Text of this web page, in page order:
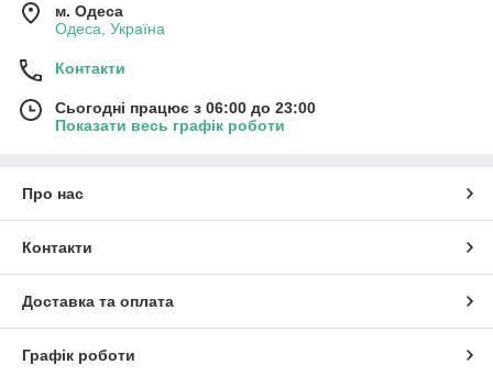
м. Одеса
Одеса, Україна
Контакти
Сьогодні працює з 06:00 до 23:00
Показати весь графік роботи
Про нас
Контакти
Доставка та оплата
Графік роботи